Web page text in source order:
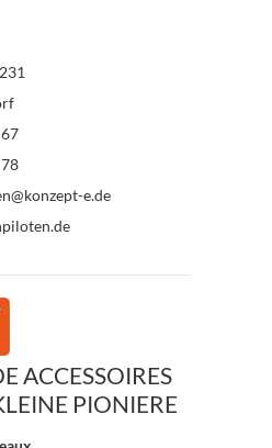
e.de
ACCESSOIRES
PIONIERE